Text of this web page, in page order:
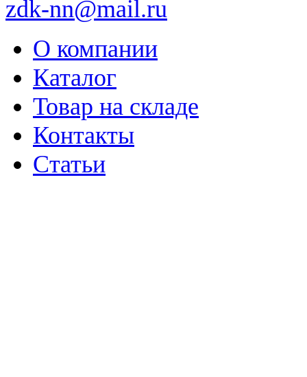
zdk-nn@mail.ru
О компании
Каталог
Товар на складе
Контакты
Статьи